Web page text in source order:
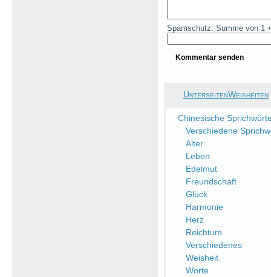
Spamschutz: Summe von 1
UnterseitenWeisheiten
Chinesische
Verschiedene
Alter
Leben
Edelmut
Freundschaft
Glück
Harmonie
Herz
Reichtum
Verschiedenes
Weisheit
Worte